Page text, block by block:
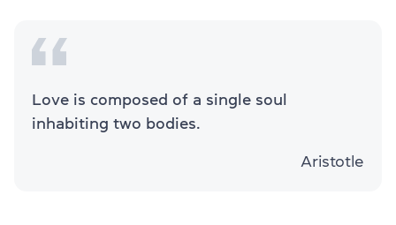
Love is composed of a single soul
inhabiting two bodies.
Aristotle